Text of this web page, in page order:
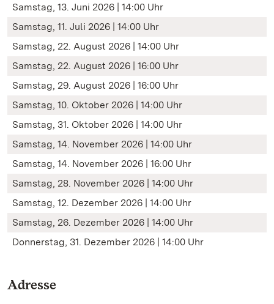
Samstag, 13. Juni 2026 | 14:00 Uhr
Samstag, 11. Juli 2026 | 14:00 Uhr
Samstag, 22. August 2026 | 14:00 Uhr
Samstag, 22. August 2026 | 16:00 Uhr
Samstag, 29. August 2026 | 16:00 Uhr
Samstag, 10. Oktober 2026 | 14:00 Uhr
Samstag, 31. Oktober 2026 | 14:00 Uhr
Samstag, 14. November 2026 | 14:00 Uhr
Samstag, 14. November 2026 | 16:00 Uhr
Samstag, 28. November 2026 | 14:00 Uhr
Samstag, 12. Dezember 2026 | 14:00 Uhr
Samstag, 26. Dezember 2026 | 14:00 Uhr
Donnerstag, 31. Dezember 2026 | 14:00 Uhr
Adresse